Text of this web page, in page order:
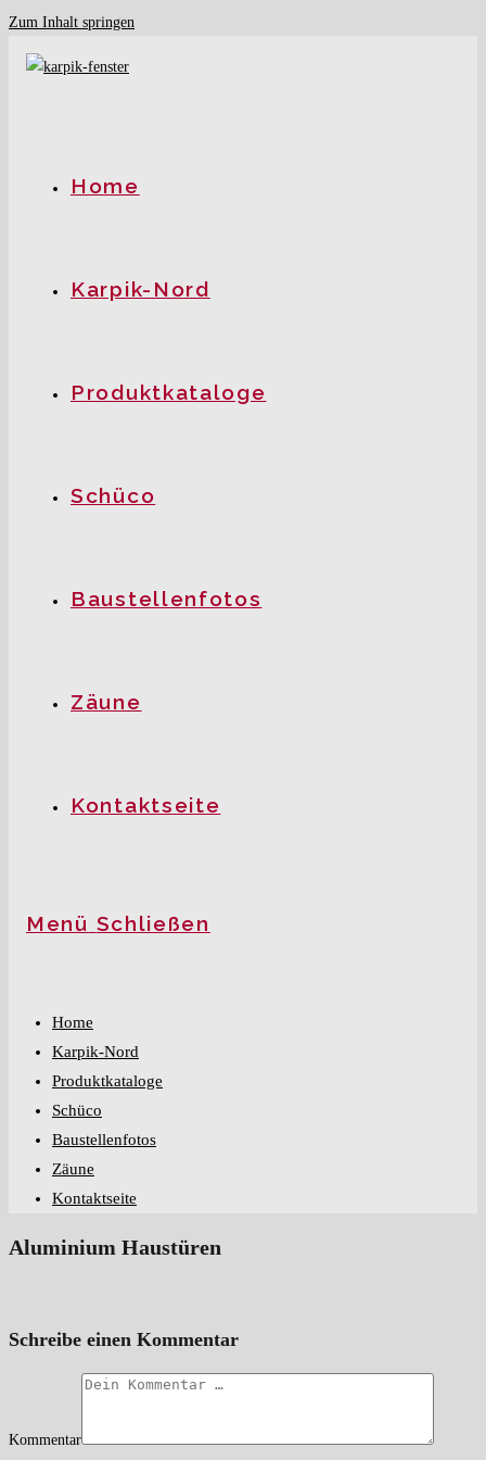
Zum Inhalt springen
Home
Karpik-Nord
Produktkataloge
Schüco
Baustellenfotos
Zäune
Kontaktseite
Menü Schließen
Home
Karpik-Nord
Produktkataloge
Schüco
Baustellenfotos
Zäune
Kontaktseite
Aluminium Haustüren
Schreibe einen Kommentar
Kommentar